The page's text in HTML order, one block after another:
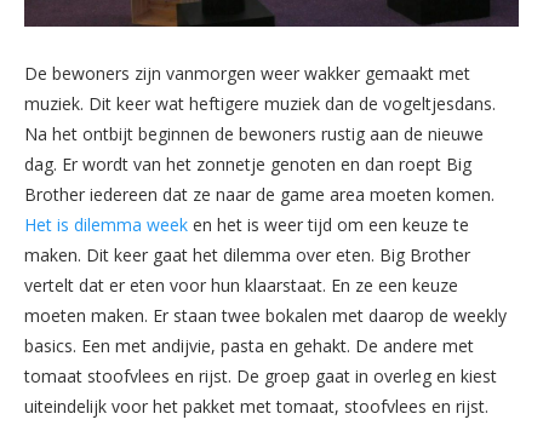
De bewoners zijn vanmorgen weer wakker gemaakt met
muziek. Dit keer wat heftigere muziek dan de vogeltjesdans.
Na het ontbijt beginnen de bewoners rustig aan de nieuwe
dag. Er wordt van het zonnetje genoten en dan roept Big
Brother iedereen dat ze naar de game area moeten komen.
Het is dilemma week en het is weer tijd om een keuze te
maken. Dit keer gaat het dilemma over eten. Big Brother
vertelt dat er eten voor hun klaarstaat. En ze een keuze
moeten maken. Er staan twee bokalen met daarop de weekly
basics. Een met andijvie, pasta en gehakt. De andere met
tomaat stoofvlees en rijst. De groep gaat in overleg en kiest
uiteindelijk voor het pakket met tomaat, stoofvlees en rijst.